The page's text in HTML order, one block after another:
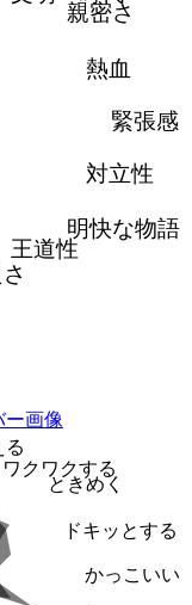
親密さ
熱血
緊張感
対立性
明快な物語
王道性
る
ワクワクする
ときめく
ドキッとする
かっこいい